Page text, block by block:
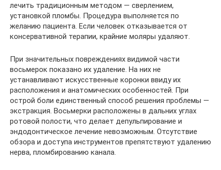
лечить традиционным методом — сверлением,
установкой пломбы. Процедура выполняется по
желанию пациента. Если человек отказывается от
консервативной терапии, крайние моляры удаляют.
При значительных повреждениях видимой части
восьмерок показано их удаление. На них не
устанавливают искусственные коронки ввиду их
расположения и анатомических особенностей. При
острой боли единственный способ решения проблемы —
экстракция. Восьмерки расположены в дальних углах
ротовой полости, что делает депульпирование и
эндодонтическое лечение невозможным. Отсутствие
обзора и доступа инструментов препятствуют удалению
нерва, пломбированию канала.